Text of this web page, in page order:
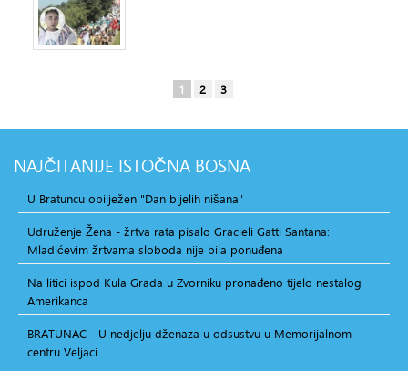
1 2 3
NAJČITANIJE ISTOČNA BOSNA
U Bratuncu obilježen "Dan bijelih nišana"
Udruženje Žena - žrtva rata pisalo Gracieli Gatti Santana:
Mladićevim žrtvama sloboda nije bila ponuđena
Na litici ispod Kula Grada u Zvorniku pronađeno tijelo nestalog
Amerikanca
BRATUNAC - U nedjelju dženaza u odsustvu u Memorijalnom
centru Veljaci